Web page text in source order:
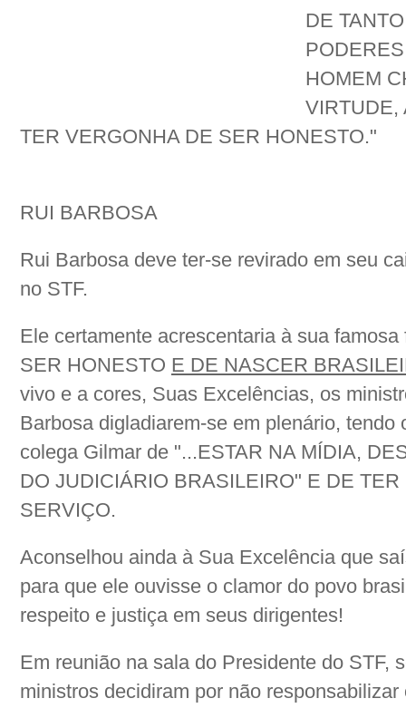
DE
HOMEM
VIRTUDE,
TER VERGONHA DE SER HONESTO."
RUI BARBOSA
Rui Barbosa deve ter-se revirado em seu
no STF.
Ele certamente acrescentaria à sua
SER HONESTO E DE NASCER
vivo e a cores, Suas Excelências, os
Barbosa digladiarem-se em plenário, tendo
colega Gilmar de "...ESTAR NA MÍDIA,
DO JUDICIÁRIO BRASILEIRO" E DE
SERVIÇO.
Aconselhou ainda à Sua Excelência que
para que ele ouvisse o clamor do povo
respeito e justiça em seus dirigentes!
Em reunião na sala do Presidente do STF,
ministros decidiram por não